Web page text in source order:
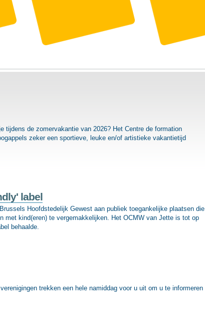
tijdens de zomervakantie van 2026? Het Centre de formation
zeker een sportieve, leuke en/of artistieke vakantietijd
label
Hoofdstedelijk Gewest aan publiek toegankelijke plaatsen die
met kind(eren) te vergemakkelijken. Het OCMW van Jette is tot op
behaalde.
trekken een hele namiddag voor u uit om u te informeren